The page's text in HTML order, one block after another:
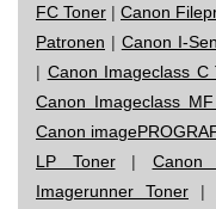
FC Toner | Canon
Patronen | Canon I-
| Canon Imageclass C
Canon Imageclass
Canon
LP Toner| Canon
Imagerunner Toner |